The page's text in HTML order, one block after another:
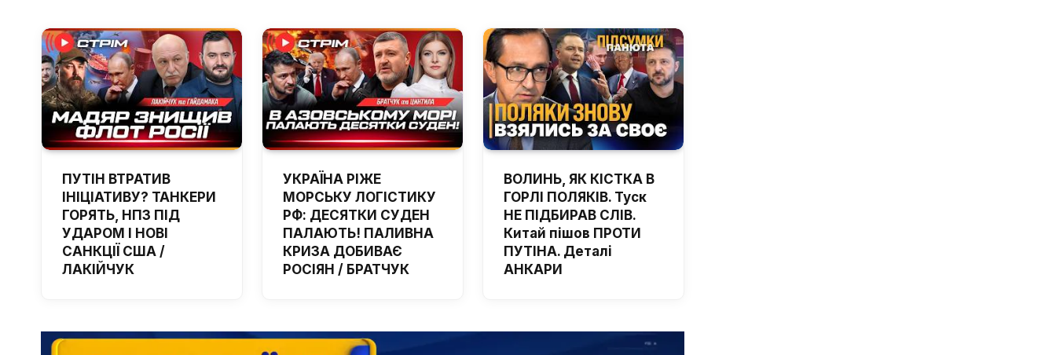
ПУТІН ВТРАТИВ
ІНІЦІАТИВУ? ТАНКЕРИ
ГОРЯТЬ, НПЗ ПІД
УДАРОМ І НОВІ
САНКЦІЇ США /
ЛАКІЙЧУК
УКРАЇНА РІЖЕ
МОРСЬКУ ЛОГІСТИКУ
РФ: ДЕСЯТКИ СУДЕН
ПАЛАЮТЬ! ПАЛИВНА
КРИЗА ДОБИВАЄ
РОСІЯН / БРАТЧУК
ВОЛИНЬ, ЯК КІСТКА В
ГОРЛІ ПОЛЯКІВ. Туск
НЕ ПІДБИРАВ СЛІВ.
Китай пішов ПРОТИ
ПУТІНА. Деталі
АНКАРИ